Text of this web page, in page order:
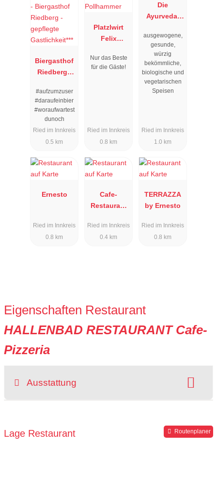
Biergasthof
Riedberg -
Gastlichkeit*
#aufzumzuser
#daraufeinbier
#woraufwartest
dunoch
Ried im Innkreis
0.5 km
Platzlwirt
Felix
Nur das Beste
für die Gäste!
Ried im Innkreis
0.8 km
Die
Ayurveda-
ausgewogene,
gesunde,
würzig
bekömmliche,
biologische und
vegetarischen
Speisen
Ried im Innkreis
1.0 km
Ernesto
Ried im Innkreis
0.8 km
Cafe-
Restaurant
Ried im Innkreis
0.4 km
TERRAZZA
by Ernesto
Ried im Innkreis
0.8 km
Eigenschaften Restaurant
HALLENBAD RESTAURANT Cafe-
Pizzeria
Ausstattung
Lage Restaurant Routenplaner